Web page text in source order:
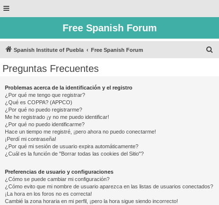
Free Spanish Forum
Spanish Institute of Puebla Free Spanish Forum
Preguntas Frecuentes
Problemas acerca de la identificación y el registro
¿Por qué me tengo que registrar?
¿Qué es COPPA? (APPCO)
¿Por qué no puedo registrarme?
Me he registrado ¡y no me puedo identificar!
¿Por qué no puedo identificarme?
Hace un tiempo me registré, ¡pero ahora no puedo conectarme!
¡Perdí mi contraseña!
¿Por qué mi sesión de usuario expira automáticamente?
¿Cuál es la función de "Borrar todas las cookies del Sitio"?
Preferencias de usuario y configuraciones
¿Cómo se puede cambiar mi configuración?
¿Cómo evito que mi nombre de usuario aparezca en las listas de usuarios conectados?
¡La hora en los foros no es correcta!
Cambié la zona horaria en mi perfil, ¡pero la hora sigue siendo incorrecto!